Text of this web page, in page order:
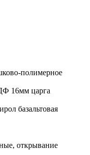
полимерное
16мм царга
базальтовая
открывание